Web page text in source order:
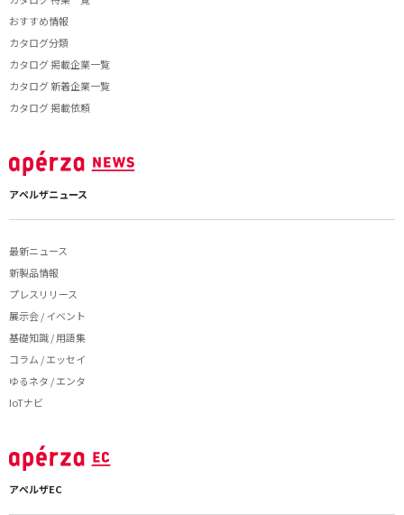
おすすめ情報
カタログ分類
カタログ 掲載企業一覧
カタログ 新着企業一覧
カタログ 掲載依頼
アペルザニュース
最新ニュース
新製品情報
プレスリリース
展示会 / イベント
基礎知識 / 用語集
コラム / エッセイ
ゆるネタ / エンタ
IoTナビ
アペルザEC